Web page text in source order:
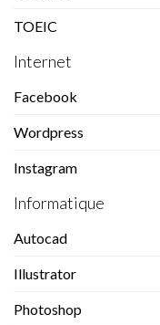
TOEIC
Internet
Facebook
Wordpress
Instagram
Informatique
Autocad
Illustrator
Photoshop